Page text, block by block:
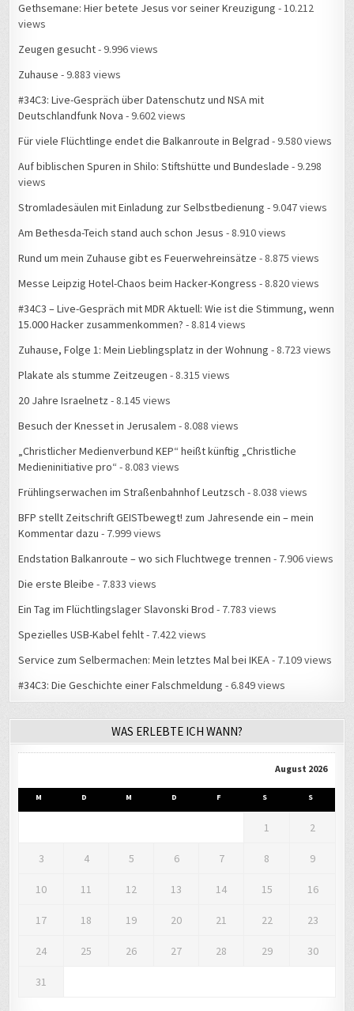
Gethsemane: Hier betete Jesus vor seiner Kreuzigung - 10.212
views
Zeugen gesucht- 9.996 views
Zuhause - 9.883 views
#34C3: Live-Gespräch über Datenschutz und NSA mit
Deutschlandfunk Nova - 9.602 views
Für viele Flüchtlinge endet die Balkanroute in Belgrad - 9.580 views
Auf biblischen Spuren in Shilo: Stiftshütte und Bundeslade - 9.298
views
Stromladesäulen mit Einladung zur Selbstbedienung - 9.047 views
Am Bethesda-Teich stand auch schon Jesus - 8.910 views
Rund um mein Zuhause gibt es Feuerwehreinsätze - 8.875 views
Messe Leipzig Hotel-Chaos beim Hacker-Kongress - 8.820 views
#34C3 – Live-Gespräch mit MDR Aktuell: Wie ist die Stimmung, wenn
15.000 Hacker zusammenkommen? - 8.814 views
Zuhause, Folge 1: Mein Lieblingsplatz in der Wohnung - 8.723 views
Plakate als stumme Zeitzeugen - 8.315 views
20 Jahre Israelnetz - 8.145 views
Besuch der Knesset in Jerusalem - 8.088 views
„Christlicher Medienverbund KEP“ heißt künftig „Christliche
Medieninitiative pro“ - 8.083 views
Frühlingserwachen im Straßenbahnhof Leutzsch - 8.038 views
BFP stellt Zeitschrift GEISTbewegt! zum Jahresende ein – mein
Kommentar dazu - 7.999 views
Endstation Balkanroute – wo sich Fluchtwege trennen - 7.906 views
Die erste Bleibe - 7.833 views
Ein Tag im Flüchtlingslager Slavonski Brod - 7.783 views
Spezielles USB-Kabel fehlt- 7.422 views
Service zum Selbermachen: Mein letztes Mal bei IKEA- 7.109 views
#34C3: Die Geschichte einer Falschmeldung - 6.849 views
WAS ERLEBTE ICH WANN?
August 2026
M D M D F S S
1 2
3 4 5 6 7 8 9
10 11 12 13 14 15 16
17 18 19 20 21 22 23
24 25 26 27 28 29 30
31